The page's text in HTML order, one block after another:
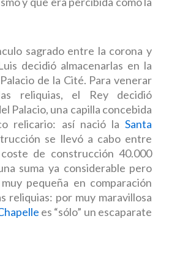
sagrado entre la corona y
decidió almacenarlas en la
de la Cité. Para venerar
reliquias, el Rey decidió
Palacio, una capilla concebida
relicario: así nació laSanta
se llevó a cabo entre
de construcción 40.000
suma ya considerable pero
pequeña en comparación
reliquias: por muy maravillosa
es “sólo” un escaparate